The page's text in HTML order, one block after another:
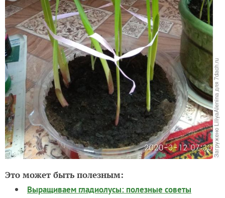
Это может быть полезным:
Выращиваем гладиолусы: полезные советы